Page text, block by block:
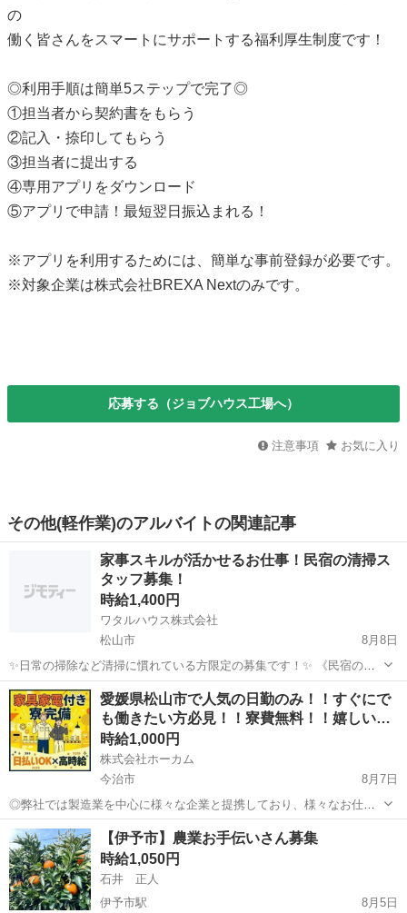
の
働く皆さんをスマートにサポートする福利厚生制度です！
◎利用手順は簡単5ステップで完了◎
①担当者から契約書をもらう
②記入・捺印してもらう
③担当者に提出する
④専用アプリをダウンロード
⑤アプリで申請！最短翌日振込まれる！
※アプリを利用するためには、簡単な事前登録が必要です。
※対象企業は株式会社BREXA Nextのみです。
応募する（ジョブハウス工場へ）
注意事項 お気に入り
その他(軽作業)のアルバイトの関連記事
家事スキルが活かせるお仕事！民宿の清掃ス
タッフ募集！
時給1,400円
ワタルハウス株式会社
松山市
8月8日
✨日常の掃除など清掃に慣れている方限定の募集です！✨ 《民宿の清
掃スタッフ》を募集しております！ 日頃、家でお掃除をされている方
なら、すぐに慣れていただける作業ばかりです🔰😊 【主な業務内容】
🌟 客室清掃：...
愛媛 松山市 清掃
愛媛県松山市で人気の日勤のみ！！すぐにで
も働きたい方必見！！寮費無料！！嬉しい…
時給1,000円
株式会社ホーカム
今治市
8月7日
◎弊社では製造業を中心に様々な企業と提携しており、様々なお仕事
案件を『大多数』取り扱いしております！ 弊社にお任せいただけれ
ば、ほぼ仕事も決まったも同然！ 要望に現実的にお応えします！！
【仕事内容...
愛媛 今治市 軽作業 無料
【伊予市】農業お手伝いさん募集
時給1,050円
石井 正人
伊予市駅
8月5日